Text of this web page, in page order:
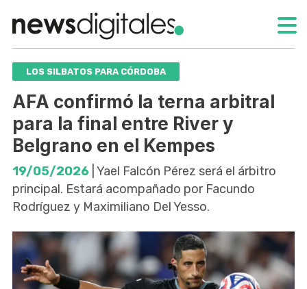
LOS SILBATOS PARA CÓRDOBA
AFA confirmó la terna arbitral
para la final entre River y
Belgrano en el Kempes
19/05/2026 | Yael Falcón Pérez será el árbitro
principal. Estará acompañado por Facundo
Rodríguez y Maximiliano Del Yesso.